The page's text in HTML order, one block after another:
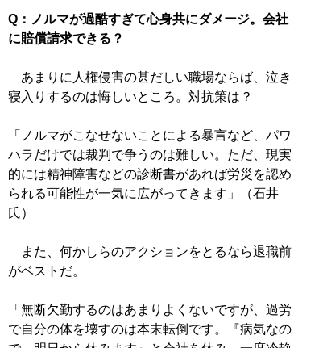
Q：ノルマが過酷すぎて心身共にダメージ。会社
に賠償請求できる？
あまりに人権侵害の甚だしい職場ならば、泣き
寝入りするのは悔しいところ。対抗策は？
「ノルマがこなせないことによる暴言など、パワ
ハラだけでは裁判で争うのは難しい。ただ、現実
的には精神障害などの診断書があれば労災を認め
られる可能性が一気に広がってきます」（石井
氏）
また、何かしらのアクションをとるなら退職前
がベストだ。
「無断欠勤するのはあまりよくないですが、過労
で自分の体を壊すのは本末転倒です。『病気なの